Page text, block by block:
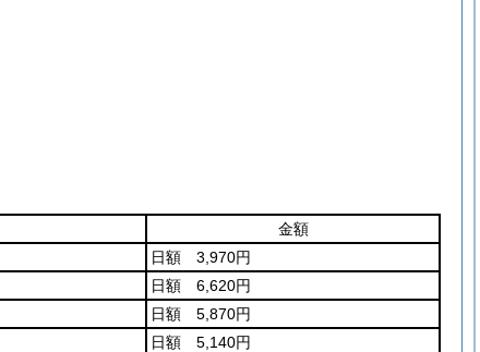
金額
日額 3,970円
日額 6,620円
日額 5,870円
日額 5,140円